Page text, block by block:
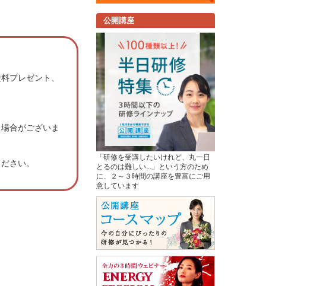
プレゼント、
合がございま
さい。
公開講座
「研修を受講したいけれど、丸一日
とるのは難しい...」という方のため
に、２～３時間の講座を豊富にご用
意しています